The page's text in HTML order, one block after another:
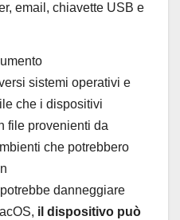
email, chiavette USB e
sistemi operativi e
che i dispositivi
file provenienti da
che potrebbero
danneggiare
il dispositivo può